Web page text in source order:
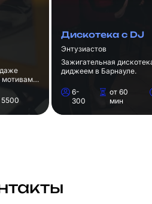
мотивам
5500
Дискотека с DJ
Энтузиастов
Зажигательная
диджеем в Барнауле.
6-
300
от 60
мин